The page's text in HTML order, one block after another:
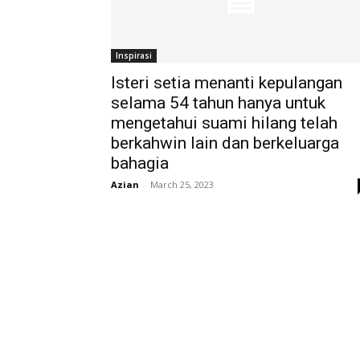
Inspirasi
Isteri setia menanti kepulangan
selama 54 tahun hanya untuk
mengetahui suami hilang telah
berkahwin lain dan berkeluarga
bahagia
Azian - March 25, 2023